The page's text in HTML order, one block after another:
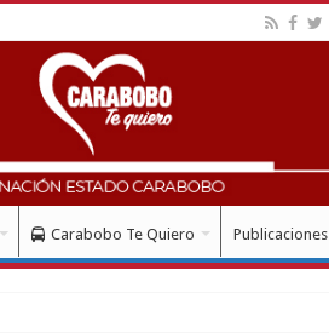
Carabobo Te Quiero Publicaciones